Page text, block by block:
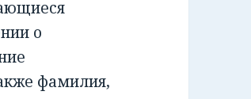
о
фамилия,